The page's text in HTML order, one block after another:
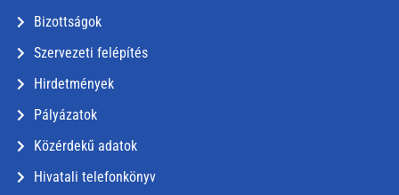
Bizottságok
Szervezeti felépítés
Hirdetmények
Pályázatok
Közérdekű adatok
Hivatali telefonkönyv